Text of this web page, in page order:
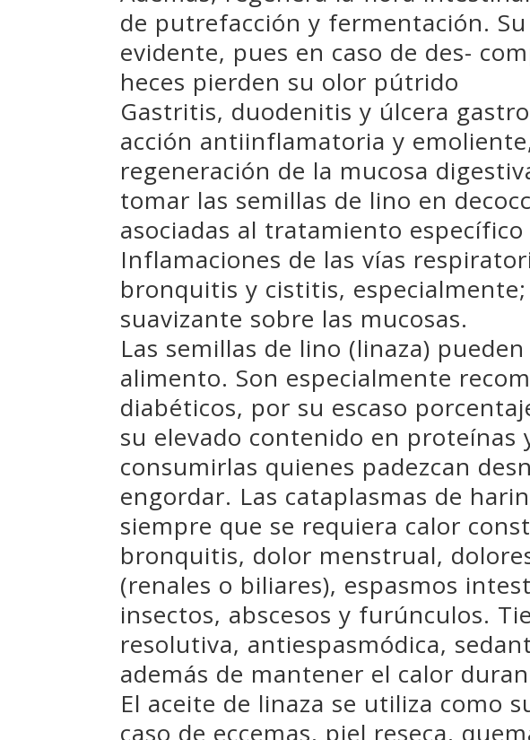
de putrefacción y fermentación.
evidente, pues en caso de des-
heces pierden su olor pútrido
Gastritis, duodenitis y úlcera
acción antiinflamatoria y
regeneración de la mucosa
tomar las semillas de lino en
asociadas al tratamiento
Inflamaciones de las vías
bronquitis y cistitis,
suavizante sobre las mucosas.
Las semillas de lino (linaza)
alimento. Son especialmente
diabéticos, por su escaso
su elevado contenido en proteínas
consumirlas quienes padezcan
engordar. Las cataplasmas de
siempre que se requiera calor
bronquitis, dolor menstrual,
(renales o biliares), espasmos
insectos, abscesos y furúnculos.
resolutiva, antiespasmódica,
además de mantener el calor
El aceite de linaza se utiliza como
caso de eccemas, piel reseca,